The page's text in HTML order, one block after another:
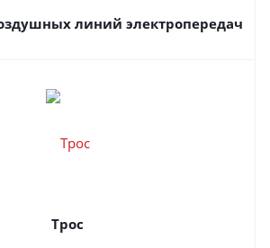
линий электропередач
Трос